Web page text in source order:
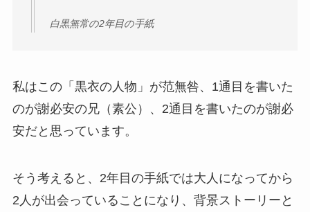
白黒無常の2年目の手紙
私はこの「黒衣の人物」が范無咎、1通目を書いた
のが謝必安の兄（素公）、2通目を書いたのが謝必
安だと思っています。
そう考えると、2年目の手紙では大人になってから
2人が出会っていることになり、背景ストーリーと